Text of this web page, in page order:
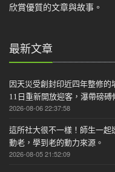
欣賞優質的文章與故事。
最新文章
因天災受創封印近四年整修
11日重新開放迎客，瀑帶磅磗
2026-08-06 22:37:58
這所社大很不一樣！師生一
動老，學到老的動力來源。
2026-08-05 21:52:09